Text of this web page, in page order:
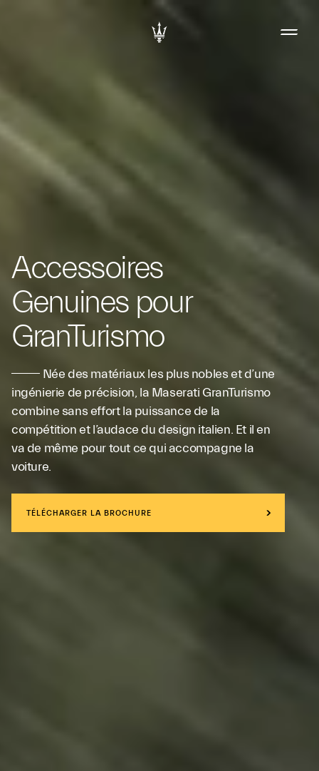
Accessoires
Genuines pour
GranTurismo
Née des matériaux les plus nobles et d’une
ingénierie de précision, la Maserati GranTurismo
combine sans effort la puissance de la
compétition et l’audace du design italien. Et il en
va de même pour tout ce qui accompagne la
voiture.
TÉLÉCHARGER LA BROCHURE